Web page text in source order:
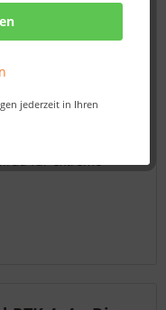
jederzeit in Ihren
bereit für
Kamera & vSLAM:
auch ohne GPS-
für extreme